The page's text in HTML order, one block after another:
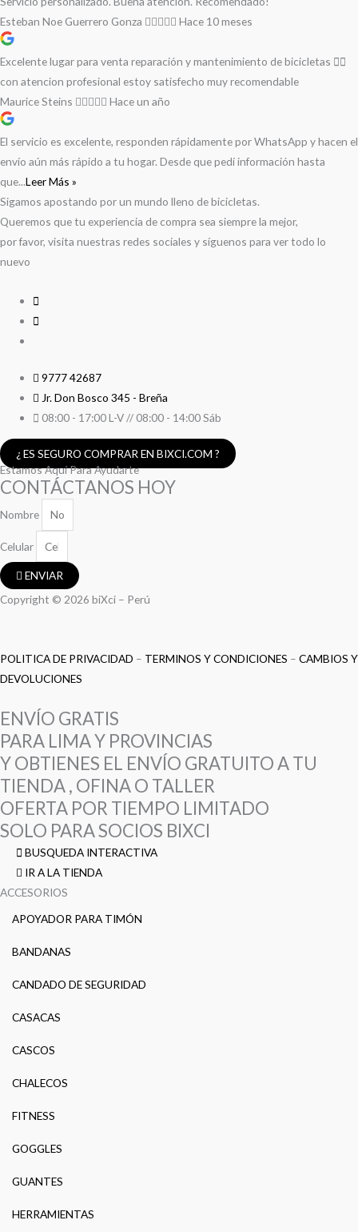
Esteban Noe Guerrero Gonza
Hace 10 meses
Excelente lugar para venta reparación y mantenimiento de bicicletas 🚵‍♀️
con atencion profesional estoy satisfecho muy recomendable
Maurice Steins
Hace un año
El servicio es excelente, responden rápidamente por WhatsApp y hacen el
envío aún más rápido a tu hogar. Desde que pedí información hasta
que...Leer Más »
Sigamos apostando por un mundo lleno de bicicletas.
Queremos que tu experiencia de compra sea siempre la mejor,
por favor, visita nuestras redes sociales y síguenos para ver todo lo
nuevo
9777 42687
Jr. Don Bosco 345 - Breña
08:00 - 17:00 L-V // 08:00 - 14:00 Sáb
¿ ES SEGURO COMPRAR EN BIXCI.COM ?
Estamos Aquí Para Ayudarte
CONTÁCTANOS HOY
Nombre
Celular
ENVIAR
Copyright © 2026 biXci – Perú
POLITICA DE PRIVACIDAD – TERMINOS Y CONDICIONES – CAMBIOS Y
DEVOLUCIONES
ENVÍO GRATIS
PARA LIMA Y PROVINCIAS
Y OBTIENES EL ENVÍO GRATUITO A TU
TIENDA , OFINA O TALLER
OFERTA POR TIEMPO LIMITADO
SOLO PARA SOCIOS BIXCI
BUSQUEDA INTERACTIVA
IR A LA TIENDA
ACCESORIOS
APOYADOR PARA TIMÓN
BANDANAS
CANDADO DE SEGURIDAD
CASACAS
CASCOS
CHALECOS
FITNESS
GOGGLES
GUANTES
HERRAMIENTAS